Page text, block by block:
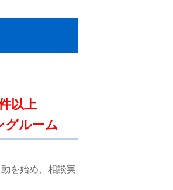
以上
グルーム
を始め、相談実